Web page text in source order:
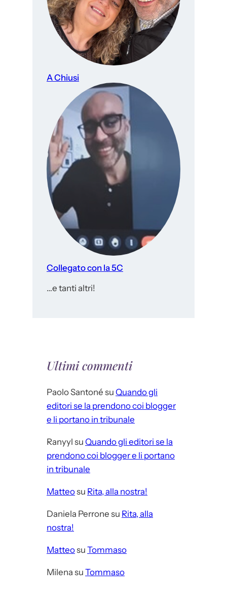
A Chiusi
Collegato con la 5C
…e tanti altri!
Ultimi commenti
Paolo Santoné su Quando gli
editori se la prendono coi blogger
e li portano in tribunale
Ranyyl su Quando gli editori se la
prendono coi blogger e li portano
in tribunale
Matteosu Rita, alla nostra!
Daniela Perrone su Rita, alla
nostra!
Matteosu Tommaso
Milena su Tommaso